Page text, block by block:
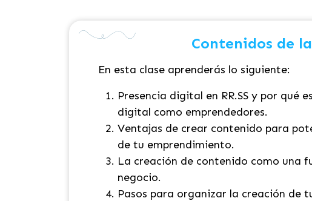
Contenidos de
En esta clase aprenderás lo siguiente:
Presencia digital en RR.SS y por qué
digital como emprendedores.
Ventajas de crear contenido para
de tu emprendimiento.
La creación de contenido como una
negocio.
Pasos para organizar la creación de